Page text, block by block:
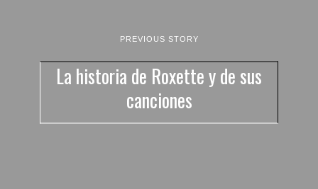
PREVIOUS STORY
La historia de Roxette y de sus
canciones